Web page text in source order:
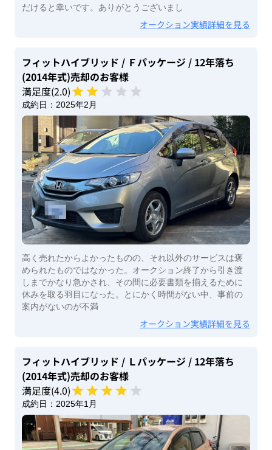
だけると幸いです。ありがとうございまし
オークション実績詳細を見る
フィットハイブリッド / Ｆパッケージ / 12年落ち
(2014年式)売却のお客様
満足度(2.0)
成約日： 2025年2月
高く売れたからよかったものの、それ以外のサービスは褒
められたものではなかった。オークション終了から引き渡
しまでかなり急かされ、その間に必要書類を揃えるために
休みを取る羽目になった。とにかく時間がない中、事前の
案内がないのが不満
オークション実績詳細を見る
フィットハイブリッド / Ｌパッケージ / 12年落ち
(2014年式)売却のお客様
満足度(4.0)
成約日： 2025年1月